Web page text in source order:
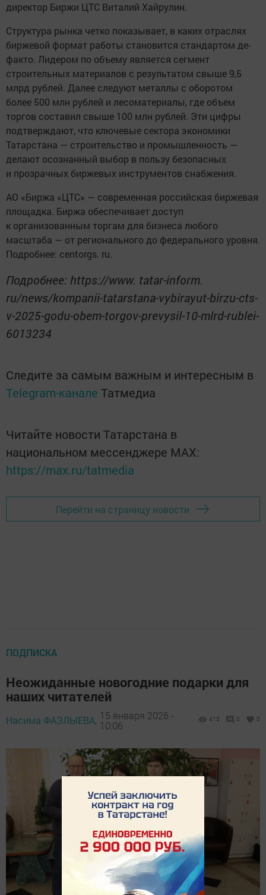
директор Биржи ЦТС Виталий Хайрулин.
Структура рынка четко показывает, в каких отраслях
биржевой формат работы становится стандартом де-
факто. Лидером по объему является сегмент
строительных материалов с результатом свыше 9,5
млрд рублей. Далее следуют металлы с оборотом
более 500 млн рублей и лесоматериалы, где объем
торгов составил свыше 100 млн рублей. Эти цифры
подтверждают, что ключевые сектора экономики
Татарстана — строительство и промышленность —
делают осознанный выбор в пользу безопасных
и прозрачных биржевых инструментов снабжения.
АО «Биржа «ЦТС» — современная российская биржевая
площадка. Биржа обеспечивает доступ
к организованным торгам для бизнеса любого
масштаба — от регионального до федерального уровня.
Подробнее: centorgs. ru.
Подробнее: https://www. tatar-inform.
ru/news/kompanii-tatarstana-vybirayut-birzu-cts-
v-2025-godu-obem-torgov-prevysil-10-mlrd-rublei-
6013234
Следите за самым важным и интересным в
Telegram-канале Татмедиа
Читайте новости Татарстана в
национальном мессенджере MАХ:
https://max.ru/tatmedia
Перейти на страницу новости
ПОДПИСКА
Неожиданные новогодние подарки для
наших читателей
Насима ФАЗЛЫЕВА, 15 января 2026 -
10:06
413 0 0